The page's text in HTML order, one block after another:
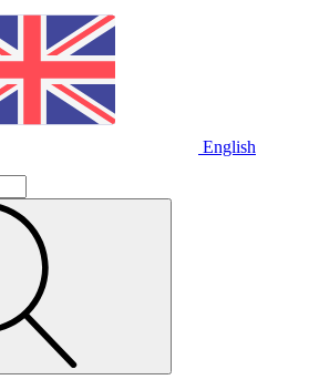
English